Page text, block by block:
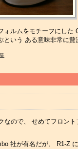
ルムをモチーフにした
いう ある意味非常に贅
なので、 せめてフロン
社が有名だが、 R1-Z